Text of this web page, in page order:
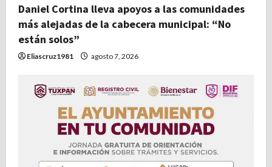
Daniel Cortina lleva apoyos a las comunidades
más alejadas de la cabecera municipal: “No
están solos”
Eliascruz1981 agosto 7, 2026